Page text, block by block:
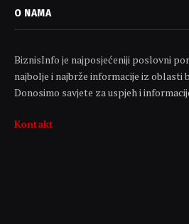
O NAMA
BiznisInfo je najposjećeniji poslovni
najbolje i najbrže informacije iz oblasti
Donosimo savjete za uspjeh i
Kontakt